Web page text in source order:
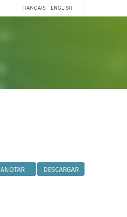
FRANÇAIS ENGLISH
ANOTAR DESCARGAR